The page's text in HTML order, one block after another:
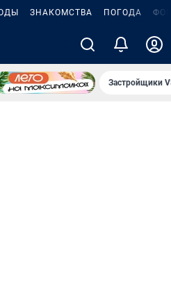
ЗНАКОМСТВА ПОГОДА
Застройщики